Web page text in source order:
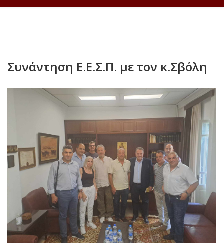
Συνάντηση Ε.Ε.Σ.Π. με τον κ.Σβόλη